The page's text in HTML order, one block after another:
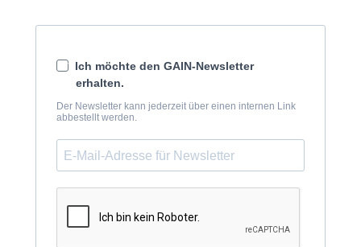
Ich möchte den GAIN-Newsletter
erhalten.
Der Newsletter kann jederzeit über einen internen Link
abbestellt werden.